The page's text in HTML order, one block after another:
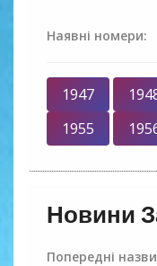
Наявні номери:
1947
1955
Новини
Попередні